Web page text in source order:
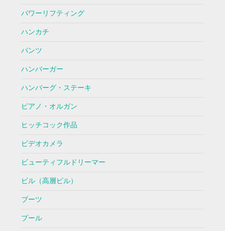
パワーリフティング
ハンカチ
パンツ
ハンバーガー
ハンバーグ・ステーキ
ピアノ・オルガン
ヒッチコック作品
ビデオカメラ
ビューティフルドリーマー
ビル（高層ビル）
ブーツ
プール